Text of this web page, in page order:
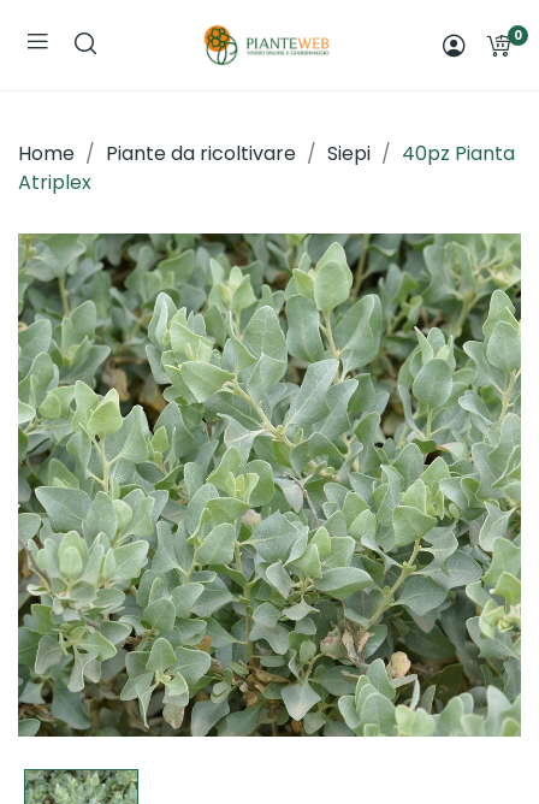
0
Home Piante da ricoltivare Siepi
40pz Pianta
Atriplex